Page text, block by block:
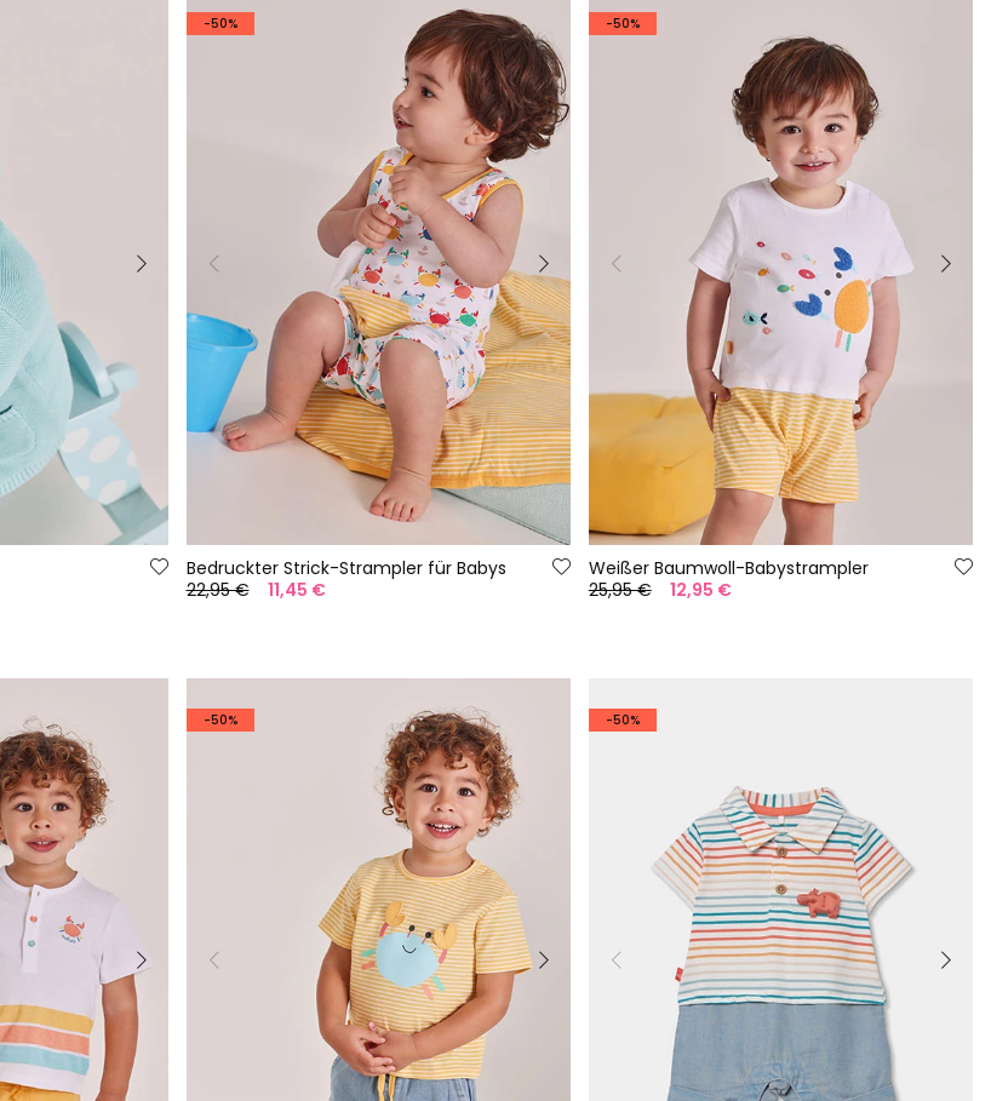
-50%
Bedruckter Strick-Strampler für Babys
22,95 €
11,45 €
-50%
Weißer Baumwoll-Babystrampler
25,95 €
12,95 €
-50% -50%